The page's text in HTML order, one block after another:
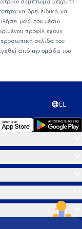
να βρεί ειδικό, να
μαζί του μέσω
προφίλ έχουν
σελίδα του
από την ομάδα του
EL